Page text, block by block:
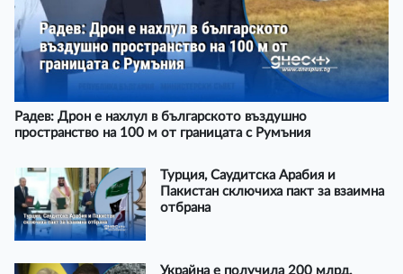
Радев: Дрон е нахлул в българското въздушно
пространство на 100 м от границата с Румъния
Турция, Саудитска Арабия и
Пакистан сключиха пакт за взаимна
отбрана
Украйна е получила 200 млрд.